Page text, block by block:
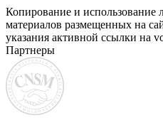
Копирование и использование
материалов размещенных на
указания активной ссылки на
Партнеры